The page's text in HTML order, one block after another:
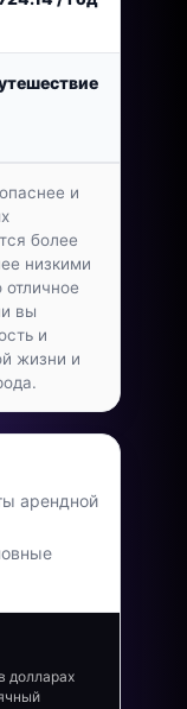
и
более
низкими
вы
и
жизни и
арендной
долларах